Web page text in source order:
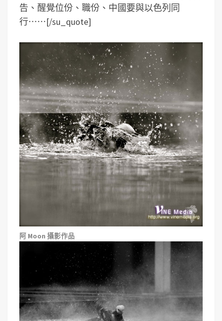
告、醒覺位份、職份、中國要與以色列同
行⋯⋯[/su_quote]
阿 Moon 攝影作品